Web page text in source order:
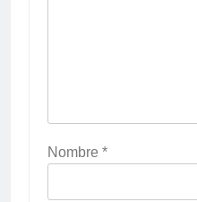
Nombre *